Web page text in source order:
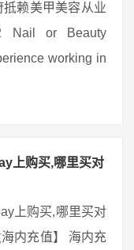
赖美甲美容从业
Nail or Beauty
working in
上购买,哪里买对
上购买,哪里买对
内充值】 海内充